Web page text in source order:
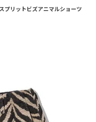
スプリットビズアニマルショーツ